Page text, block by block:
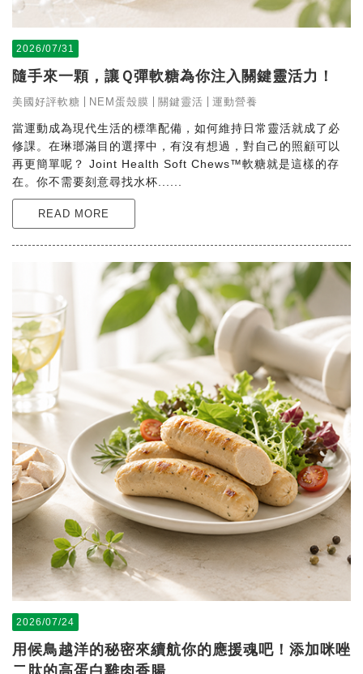
2026/07/31
隨手來一顆，讓Ｑ彈軟糖為你注入關鍵靈活力！
美國好評軟糖 NEM蛋殼膜 關鍵靈活 運動營養
當運動成為現代生活的標準配備，如何維持日常靈活就成了必
修課。在琳瑯滿目的選擇中，有沒有想過，對自己的照顧可以
再更簡單呢？ Joint Health Soft Chews™軟糖就是這樣的存
在。你不需要刻意尋找水杯......
READ MORE
2026/07/24
用候鳥越洋的秘密來續航你的應援魂吧！添加咪唑
二肽的高蛋白雞肉香腸